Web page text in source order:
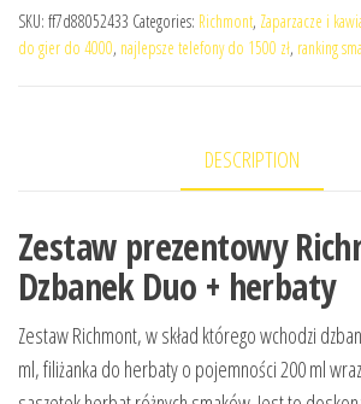
SKU: ff7d88052433 Categories: Richmont, Zaparzacze i
do gier do 4000, najlepsze telefony do 1500 zł, ranking
DESCRIPTION
Zestaw prezentowy
Dzbanek Duo + herbaty
Zestaw Richmont, w skład którego wchodzi
ml, filiżanka do herbaty o pojemności 200 ml